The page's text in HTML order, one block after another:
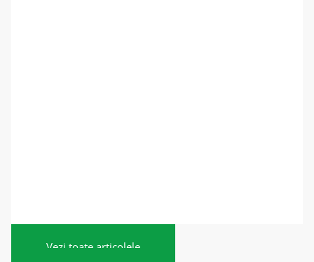
Vezi toate articolele